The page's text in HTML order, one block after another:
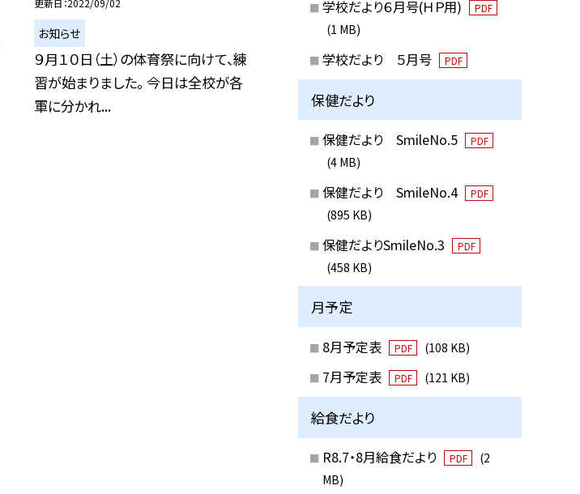
お知らせ
９月１０日（土）の体育祭に向けて、練
習が始まりました。 今日は全校が各
軍に分かれ...
学校だより６月号(ＨＰ用) PDF
(1 MB)
学校だより ５月号 PDF
保健だより
保健だより SmileNo.5 PDF
(4 MB)
保健だより SmileNo.4 PDF
(895 KB)
保健だよりSmileNo.3 PDF
(458 KB)
月予定
8月予定表 PDF (108 KB)
7月予定表 PDF (121 KB)
給食だより
R8.7・8月給食だより PDF
(2
MB)